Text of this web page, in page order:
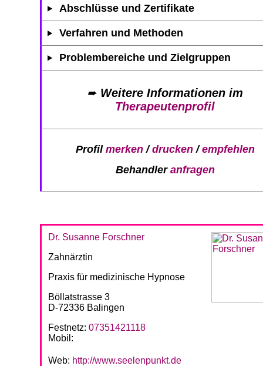
Abschlüsse und Zertifikate
Verfahren und Methoden
Problembereiche und Zielgruppen
➨ Weitere Informationen im
Therapeutenprofil
Profil merken/drucken/empfehlen
Behandler anfragen
Dr. Susanne Forschner
Zahnärztin
Praxis für medizinische Hypnose
Böllatstrasse 3
D-72336 Balingen
Festnetz: 07351421118
Mobil:
Web: http://www.seelenpunkt.de